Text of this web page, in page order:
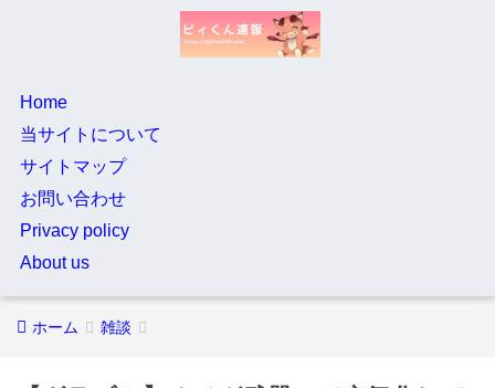
Home
当サイトについて
サイトマップ
お問い合わせ
Privacy policy
About us
ホーム 雑談